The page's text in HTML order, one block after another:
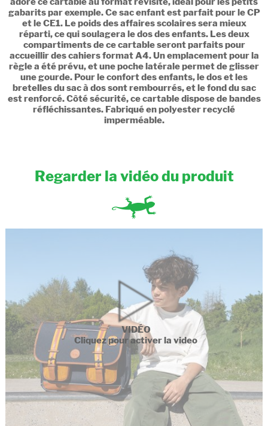
gabarits par exemple. Ce sac enfant est parfait pour le CP
et le CE1. Le poids des affaires scolaires sera mieux
réparti, ce qui soulagera le dos des enfants. Les deux
compartiments de ce cartable seront parfaits pour
accueillir des cahiers format A4. Un emplacement pour la
règle a été prévu, et une poche latérale permet de glisser
une gourde. Pour le confort des enfants, le dos et les
bretelles du sac à dos sont rembourrés, et le fond du sac
est renforcé. Côté sécurité, ce cartable dispose de bandes
réfléchissantes. Fabriqué en polyester recyclé
imperméable.
Regarder la vidéo du produit
VIDÉO
Cliquez pour activer la video